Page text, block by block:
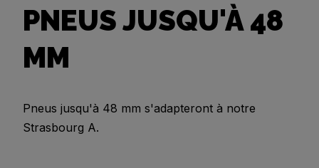
PNEUS JUSQU'À 48
MM
Pneus jusqu'à 48 mm s'adapteront à notre
Strasbourg A.